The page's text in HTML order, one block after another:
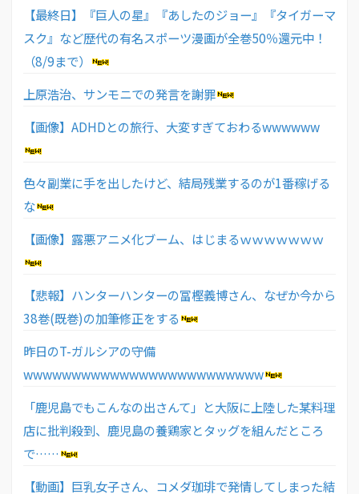
【最終日】『巨人の星』『あしたのジョー』『タイガーマ
スク』など歴代の有名スポーツ漫画が全巻50％還元中！
（8/9まで）
上原浩治、サンモニでの発言を謝罪
【画像】ADHDとの旅行、大変すぎておわるwwwwww
色々副業に手を出したけど、結局残業するのが1番稼げる
な
【画像】露悪アニメ化ブーム、はじまるｗｗｗｗｗｗｗ
【悲報】ハンターハンターの冨樫義博さん、なぜか今から
38巻(既巻)の加筆修正をする
昨日のT-ガルシアの守備
wwwwwwwwwwwwwwwwwwwwwwwww
「鹿児島でもこんなの出さんて」と大阪に上陸した某料理
店に批判殺到、鹿児島の養鶏家とタッグを組んだところ
で……
【動画】巨乳女子さん、コメダ珈琲で発情してしまった結